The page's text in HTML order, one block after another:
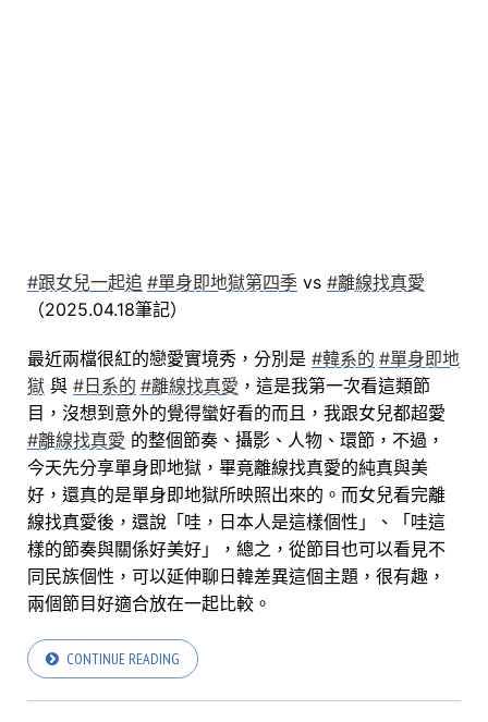
#跟女兒一起追 #單身即地獄第四季 vs #離線找真愛
（2025.04.18筆記）
最近兩檔很紅的戀愛實境秀，分別是 #韓系的 #單身即地
獄 與 #日系的 #離線找真愛 ，這是我第一次看這類節
目，沒想到意外的覺得蠻好看的而且，我跟女兒都超愛
#離線找真愛 的整個節奏、攝影、人物、環節，不過，
今天先分享單身即地獄，畢竟離線找真愛的純真與美
好，還真的是單身即地獄所映照出來的。 而女兒看完離
線找真愛後，還說「哇，日本人是這樣個性」、「哇這
樣的節奏與關係好美好」，總之，從節目也可以看見不
同民族個性，可以延伸聊日韓差異這個主題，很有趣，
兩個節目好適合放在一起比較。
CONTINUE READING